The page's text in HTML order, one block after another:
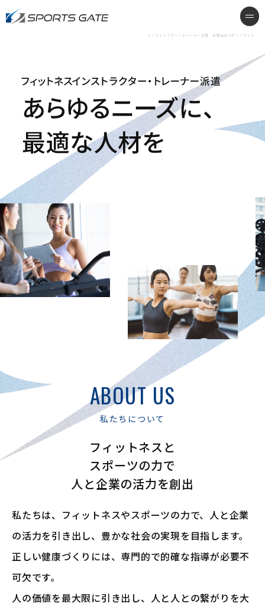
インストラクター・トレーナー派
インストラクター・トレーナー派遣 有限会社スポーツゲイト
ABOUT US
私たちについて
フィットネスと
スポーツの力で
人と企業の活力を創出
私たちは、フィットネスやスポーツの力で、 人と企業
の活力を引き出し、豊かな社会の実現を目指します。
正しい健康づくりには、専門的で的確な指導が必要不
可欠です。
人の価値を最大限に引き出し、人と人との繋がりを大